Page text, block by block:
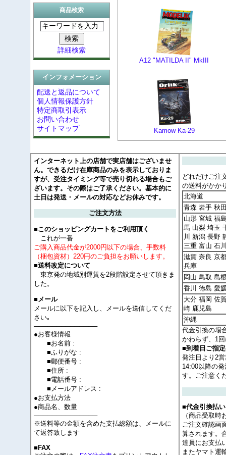
商品検索
詳細検索
インフォメーション
配送と返品について
個人情報保護方針
特定商取引表示
お問い合わせ
サイトマップ
A12 "MATILDA II" MkIII
Kamow Ka-29
インターネット上の店舗で実店舗はございませ
ん。できるだけ在庫商品のみを表示しておりま
すが、受注タイミング等で売り切れる場合もご
ざいます。その際はご了承ください。基本的に
土日は発送・メールの対応などお休みです。
ご注文方法
■このショッピングカートをご利用頂く
これが一番
ご購入商品代金が2000円以下の場合、手数料
（梱包資材）220円のご負担をお願いします。
■送料改定について
東京発の地域別運賃を2段階設定させて頂きま
した。
■メール
メールに以下を記入し、メールを送信してくだ
さい｡
──────────────
●お客様情報
■お名前 :
■ふりがな :
■郵便番号 :
■住所 :
■電話番号 :
■メールアドレス :
●お支払方法
●商品名、数量
──────────────
※送料等の金額を含めた支払総額は、メールに
て返答致します
■FAX
どれだけご注
の送料がかか
北海道
青森 岩手 秋
山形 宮城 福
馬 山梨 埼玉
川 新潟 長野
三重 富山 石
滋賀 奈良 京
兵庫
岡山 鳥取 島
香川 徳島 愛
大分 福岡 佐
崎 鹿児島
沖縄
代金引換の場
かわらず、1
■到着日ご指
発注日より2
14:00以降の
す。ご注意く
■代金引換払い
（商品受取時
ご注文確認画
算されます。
達員にお支払
またヤマト運